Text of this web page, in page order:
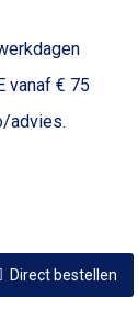
vanaf € 75
advies.
Direct bestellen